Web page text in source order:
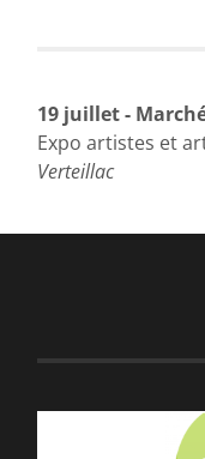
19 juillet -
Expo artistes et
Verteillac